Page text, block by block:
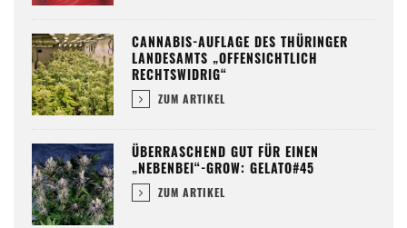
CANNABIS-AUFLAGE DES THÜRINGER
LANDESAMTS „OFFENSICHTLICH
RECHTSWIDRIG“
ZUM ARTIKEL
ÜBERRASCHEND GUT FÜR EINEN
„NEBENBEI“-GROW: GELATO#45
ZUM ARTIKEL